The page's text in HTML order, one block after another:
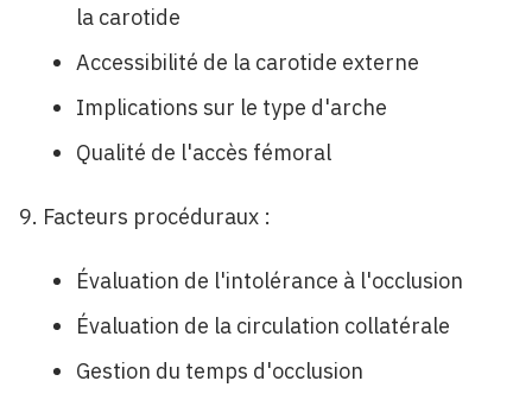
la carotide
Accessibilité de la carotide externe
Implications sur le type d'arche
Qualité de l'accès fémoral
Facteurs procéduraux :
Évaluation de l'intolérance à l'occlusion
Évaluation de la circulation collatérale
Gestion du temps d'occlusion